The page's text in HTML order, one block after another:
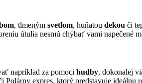
, tlmeným svetlom, huňatou dekou či
útulia nesmú chýbať vami napečené
napríklad za pomoci hudby, dokonalej
Polárny expres, ktorý predstavuje ideálnu